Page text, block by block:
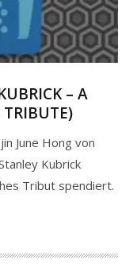
– A
June Hong von
Kubrick
Tribut spendiert.